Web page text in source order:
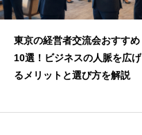
東京の経営者交流会おすすめ
10選！ビジネスの人脈を広げ
るメリットと選び方を解説